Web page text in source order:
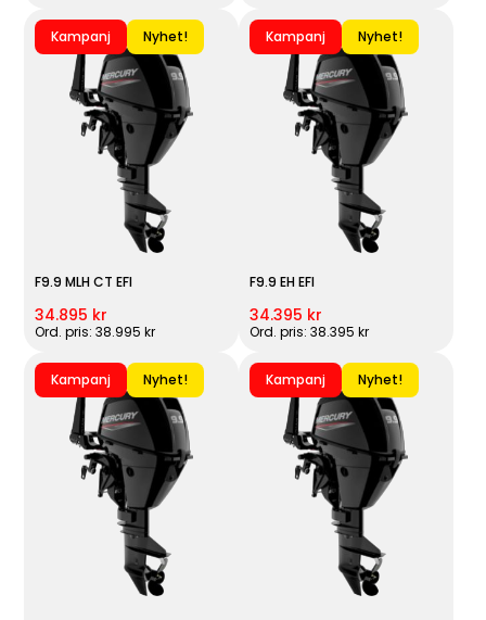
Kampanj Nyhet!
F9.9 MLH CT EFI
34.895 kr
Ord. pris: 38.995 kr
Kampanj Nyhet!
F9.9 EH EFI
34.395 kr
Ord. pris: 38.395 kr
Kampanj Nyhet! Kampanj Nyhet!